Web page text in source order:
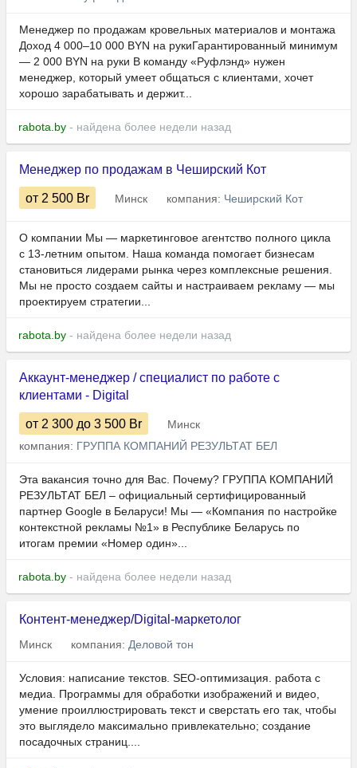
Менеджер по продажам кровельных материалов и монтажа
Доход 4 000–10 000 BYN на рукиГарантированный минимум
— 2 000 BYN на руки В команду «Руфлэнд» нужен
менеджер, который умеет общаться с клиентами, хочет
хорошо зарабатывать и держит...
rabota.by - найдена более недели назад
Менеджер по продажам в Чеширский Кот
от 2 500 Br Минск компания: Чеширский Кот
О компании Мы — маркетинговое агентство полного цикла
с 13-летним опытом. Наша команда помогает бизнесам
становиться лидерами рынка через комплексные решения.
Мы не просто создаем сайты и настраиваем рекламу — мы
проектируем стратегии...
rabota.by - найдена более недели назад
Аккаунт-менеджер / специалист по работе с
клиентами - Digital
от 2 300 до 3 500 Br
Минск
компания: ГРУППА КОМПАНИЙ РЕЗУЛЬТАТ БЕЛ
Эта вакансия точно для Вас. Почему? ГРУППА КОМПАНИЙ
РЕЗУЛЬТАТ БЕЛ – официальный сертифицированный
партнер Google в Беларуси! Мы — «Компания по настройке
контекстной рекламы №1» в Республике Беларусь по
итогам премии «Номер один»...
rabota.by - найдена более недели назад
Контент-менеджер/Digital-маркетолог
Минск компания: Деловой тон
Условия: написание текстов. SEO-оптимизация. работа с
медиа. Программы для обработки изображений и видео,
умение проиллюстрировать текст и сверстать его так, чтобы
это выглядело максимально привлекательно; создание
посадочных страниц....